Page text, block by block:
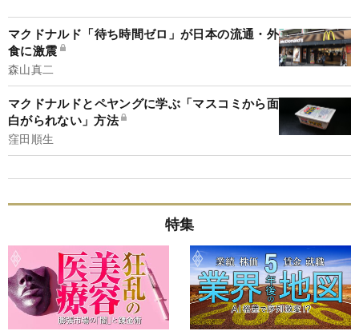
マクドナルド「待ち時間ゼロ」が日本の流通・外
食に激震
森山真二
マクドナルドとペヤングに学ぶ「マスコミから面
白がられない」方法
窪田順生
特集